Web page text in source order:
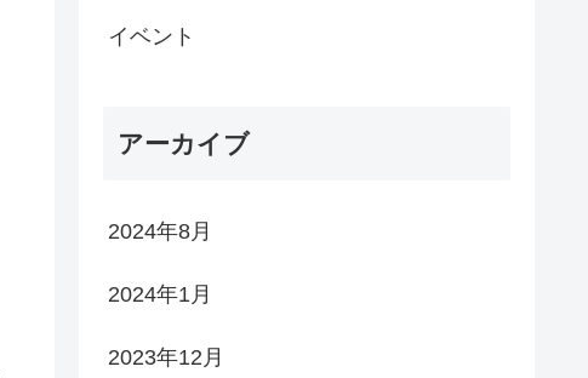
イベント
アーカイブ
2024年8月
2024年1月
2023年12月